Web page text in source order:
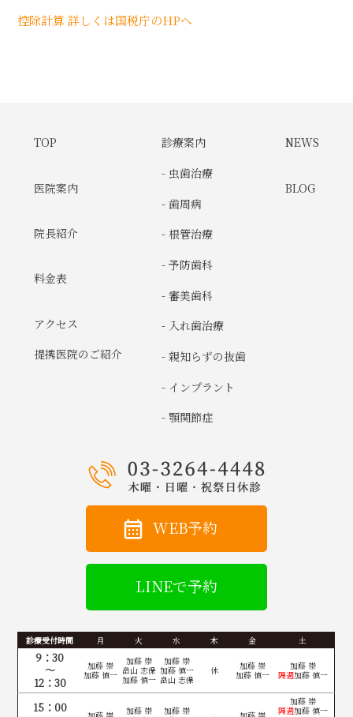
控除計算 詳しくは国税庁のHPへ
TOP
医院案内
院長紹介
料金表
アクセス
提携医院のご紹介
診療案内
- 虫歯治療
- 歯周病
- 根管治療
- 予防歯科
- 審美歯科
- 入れ歯治療
- 親知らずの抜歯
- インプラント
- 顎関節症
NEWS
BLOG
WEB予約
LINEで予約
診療受付時間 月 火 水 木 金 土
9：30
～
12：30
加藤 崇
加藤 慎一
加藤 崇
畠山 志保
加藤 慎一
加藤 崇
加藤 慎一
畠山 志保
休
加藤 崇
加藤 慎一
加藤 崇
隔週加藤 慎一
15：00
加藤 崇
加藤 崇
加藤 崇
隔週加藤 慎一